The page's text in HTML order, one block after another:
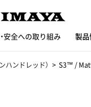
安全への取り組み 製品
ハンドレッド） S3™ /